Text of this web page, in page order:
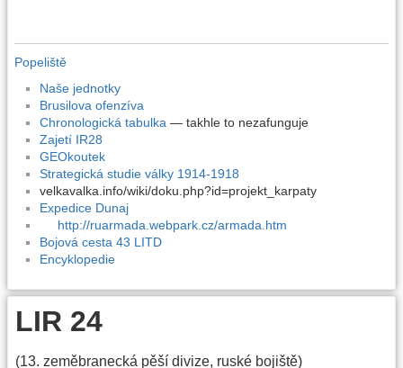
Popeliště
Naše jednotky
Brusilova ofenzíva
Chronologická tabulka — takhle to nezafunguje
Zajetí IR28
GEOkoutek
Strategická studie války 1914-1918
velkavalka.info/wiki/doku.php?id=projekt_karpaty
Expedice Dunaj
http://ruarmada.webpark.cz/armada.htm
Bojová cesta 43 LITD
Encyklopedie
LIR 24
(13. zeměbranecká pěší divize, ruské bojiště)